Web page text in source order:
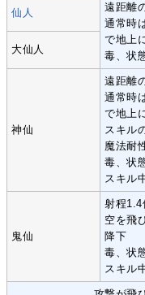
仙人
遠距離
通常時
で地上
毒、状
大仙人
神仙
遠距離
通常時
で地上
スキル
魔法耐
毒、状
スキル
鬼仙
射程1.4
空を飛
降下
毒、状
スキル